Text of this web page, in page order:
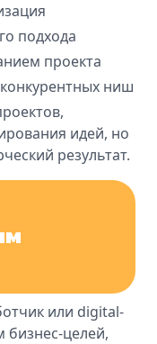
подхода
проекта
ниш
идей, но
результат.
или digital-
бизнес-целей,